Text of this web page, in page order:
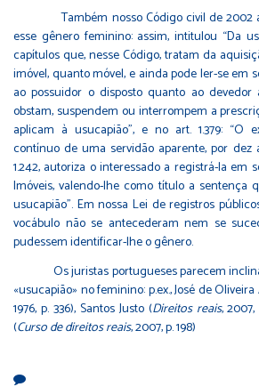
Também nosso Código civil de 2002
esse gênero feminino: assim, intitulou “Da
capítulos que, nesse Código, tratam da
imóvel, quanto móvel, e ainda pode ler-se em
ao possuidor o disposto quanto ao
obstam, suspendem ou interrompem a
aplicam à usucapião”, e no art. 1.379: “O
contínuo de uma servidão aparente, por dez
1.242, autoriza o interessado a registrá-la em
Imóveis, valendo-lhe como título a sentença
usucapião”. Em nossa Lei de registros
vocábulo não se antecederam nem se
pudessem identificar-lhe o gênero.
Os juristas portugueses parecem
«usucapião» no feminino: p.ex., José de
1976, p. 336), Santos Justo (Direitos reais,
(Curso de direitos reais, 2007, p. 198)